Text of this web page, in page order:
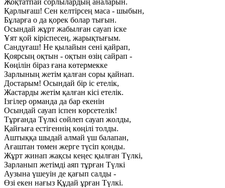
Жоқтатпай сорлылардың аналарын.
Қарлығаш! Сен келтірсең маса - шыбын,
Бұларға о да қорек болар тығын.
Осындай жұрт жабылған сауап іске
Ұят қой кіріспесең, жарықтығым.
Сандуғаш! Не қылайын сені қайрап,
Қоярсың оқтын - оқтын өзің сайрап -
Көңілін біраз ғана көтермекке
Зарлының жетім қалған соры қайнап.
Достарым! Осындай бір іс етелік,
Жастарды жетім қалған кісі етелік.
Ізгілер орманда да бар екенін
Осындай сауап іспен көрсетелік!
Тұрғанда Түлкі сөйлеп сауап жолды,
Қайғыға естігеннің көңілі толды.
Аштыққа шыдай алмай үш балапан,
Ағаштан төмен жерге түсіп қонды.
Жұрт жинап жақсы кеңес қылған Түлкі,
Зарланып жетімді аяп тұрған Түлкі
Аузына үшеуін де қағып салды -
Өзі екен нағыз Құдай ұрған Түлкі.